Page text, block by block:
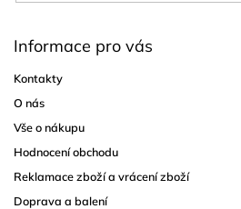
Informace pro vás
Kontakty
O nás
Vše o nákupu
Hodnocení obchodu
Reklamace zboží a vrácení zboží
Doprava a balení